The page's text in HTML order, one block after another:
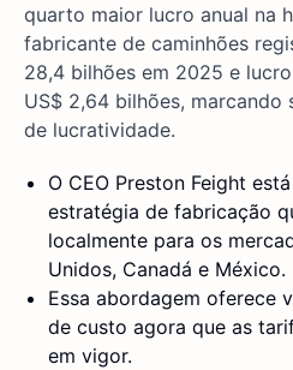
quarto maior lucro anual na
fabricante de caminhões
28,4 bilhões em 2025 e
US$ 2,64 bilhões, marcando
de lucratividade.
O CEO Preston Feight
estratégia de fabricação
localmente para os
Unidos, Canadá e México.
Essa abordagem oferece
de custo agora que as
em vigor.